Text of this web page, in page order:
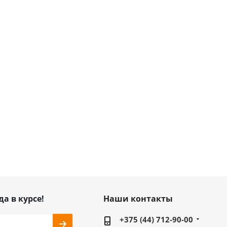
в курсе! Наши контакты
+375 (44) 712-90-00